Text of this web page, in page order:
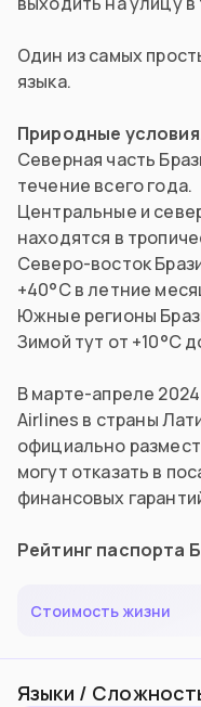
Один из самых
языка.
Природные условия
Северная часть
течение всего года.
Центральные и
находятся в
Северо-восток
+40°C в летние
Южные регионы
Зимой тут от +10°C
В марте-апреле
Airlines в страны
официально
могут отказать в
финансовых
Рейтинг паспорта
Стоимость жизни
Языки /